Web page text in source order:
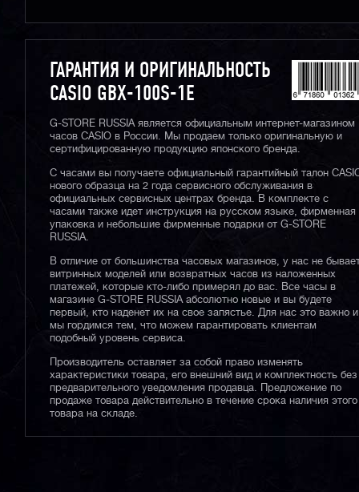
ГАРАНТИЯ И ОРИГИНАЛЬНОСТЬ
CASIO GBX-100S-1E
G-STORE RUSSIA является официальным интернет-магазином
часов CASIO в России. Мы продаем только оригинальную и
сертифицированную продукцию японского бренда.
С часами вы получаете официальный гарантийный талон
нового образца на 2 года сервисного обслуживания в
официальных сервисных центрах бренда. В комплекте с
часами также идет инструкция на русском языке, фирменная
упаковка и небольшие фирменные подарки от G-STORE
RUSSIA.
В отличие от большинства часовых магазинов, у нас не
витринных моделей или возвратных часов из наложенных
платежей, которые кто-либо примерял до вас. Все часы в
магазине G-STORE RUSSIA абсолютно новые и вы будете
первый, кто наденет их на свое запястье. Для нас это важно и
мы гордимся тем, что можем гарантировать клиентам
подобный уровень сервиса.
Производитель оставляет за собой право изменять
характеристики товара, его внешний вид и комплектность без
предварительного уведомления продавца. Предложение по
продаже товара действительно в течение срока наличия этого
товара на складе.